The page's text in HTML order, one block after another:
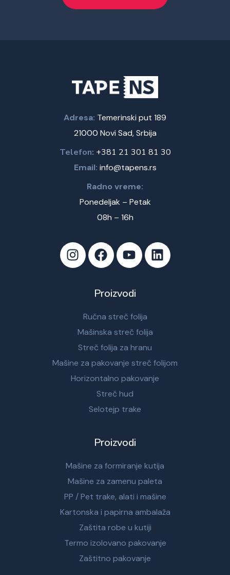
Adresa: Temerinski put 189
21000 Novi Sad, Srbija
Telefon: +381 21 301 81 30
Email: info@tapens.rs
Radno vreme:
Ponedeljak – Petak
08h – 16h
Proizvodi
Ručna streč folija
Mašinska streč folija
Streč folija za hranu
Mašine za pakovanje streč folijom
Horizontalno pakovanje
Streč hud
Selotejp trake
Proizvodi
Mašine za formiranje kutija
Mašine za zamenu paleta
PP / Pet trake, alati i mašine
Kartonska i papirna ambalaža
Zaštita robe u kutiji
Termo izolovano pakovanje
Zaštitno pakovanje